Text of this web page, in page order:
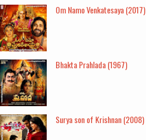
Om Namo Venkatesaya (2017)
Bhakta Prahlada (1967)
Surya son of Krishnan (2008)